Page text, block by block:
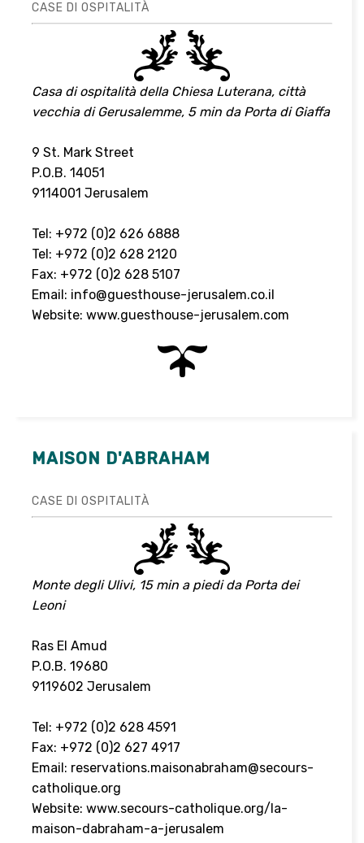
CASE DI OSPITALITÀ
Casa di ospitalità della Chiesa Luterana, città
vecchia di Gerusalemme, 5 min da Porta di Giaffa
9 St. Mark Street
P.O.B. 14051
9114001 Jerusalem
Tel: +972 (0)2 626 6888
Tel: +972 (0)2 628 2120
Fax: +972 (0)2 628 5107
Email: info@guesthouse-jerusalem.co.il
Website: www.guesthouse-jerusalem.com
MAISON D'ABRAHAM
CASE DI OSPITALITÀ
Monte degli Ulivi, 15 min a piedi da Porta dei
Leoni
Ras El Amud
P.O.B. 19680
9119602 Jerusalem
Tel: +972 (0)2 628 4591
Fax: +972 (0)2 627 4917
Email: reservations.maisonabraham@secours-
catholique.org
Website: www.secours-catholique.org/la-
maison-dabraham-a-jerusalem